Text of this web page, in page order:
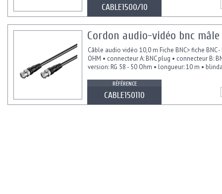
CABLE1500/10
Cordon audio-vidéo bnc
Câble audio vidéo 10,0 m Fiche BNC> fiche BNC -
OHM • connecteur A: BNC plug • connecteur B:
version: RG 58 - 50 Ohm • longueur: 10 m •
RÉFÉRENCE
CABLE150110